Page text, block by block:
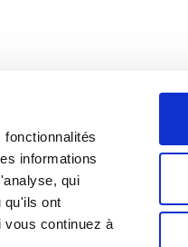
informations
qui
qu'ils ont
vous continuez à